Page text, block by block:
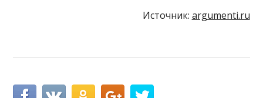
Источник: argumenti.ru